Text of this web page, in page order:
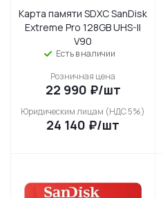
Карта памяти SDXC SanDisk
Extreme Pro 128GB UHS-II
V90
Есть в наличии
Розничная цена
22 990 ₽/шт
Юридическим лицам (НДС 5%)
24 140 ₽/шт